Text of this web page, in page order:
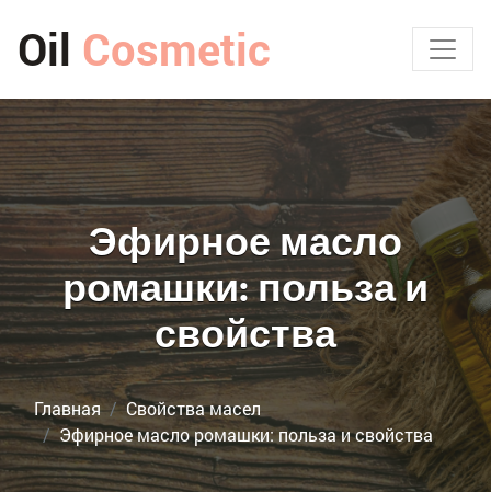
Oil Cosmetic
Эфирное масло
ромашки: польза и
свойства
Главная
Свойства масел
Эфирное масло ромашки: польза и свойства